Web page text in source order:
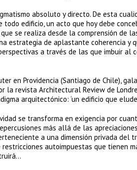
absoluto y directo. De esta
edificio, un acto que hoy debe
se realiza desde la comprensión de
estrategia de aplastante coherencia y
a través de las que imbuir al
en Providencia (Santiago de Chile),
revista Architectural Review de
arquitectónico: ‘un edificio que
se transforma en exigencia por
más allá de las
a una dimensión privada del
autoimpuestas que tienen